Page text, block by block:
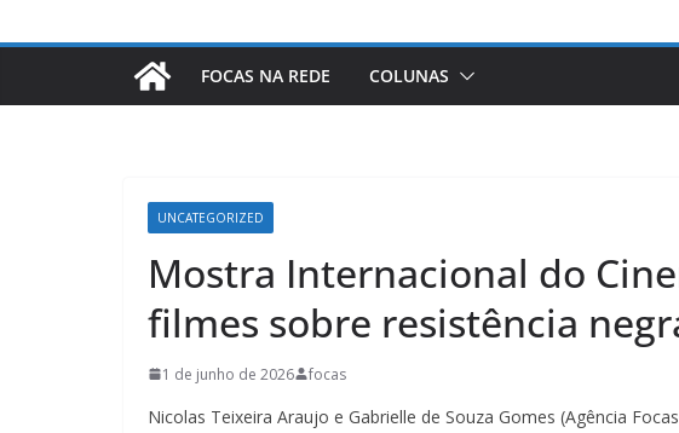
FOCAS NA REDE COLUNAS
UNCATEGORIZED
Mostra Internacional do
filmes sobre resistência
1 de junho de 2026 focas
Nicolas Teixeira Araujo e Gabrielle de Souza Gomes (Agência